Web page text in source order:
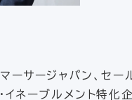
サージャパン、セー
・イネーブルメント